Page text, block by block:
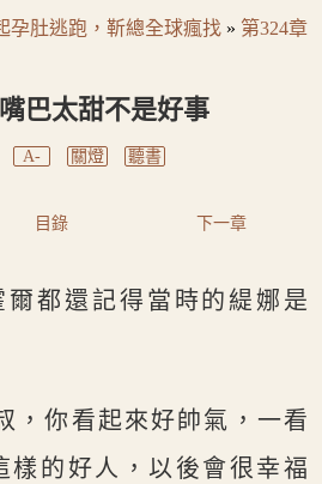
孕肚逃跑，靳總全球瘋找 » 第324章
巴太甜不是好事
A- 關燈 聽書
目錄 下一章
爾都還記得當時的緹娜是
，你看起來好帥氣，一看
樣的好人，以後會很幸福